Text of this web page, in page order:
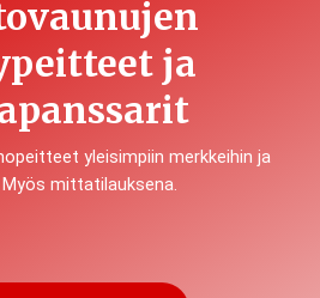
ja
yleisimpiin merkkeihin ja
Myös mittatilauksena.